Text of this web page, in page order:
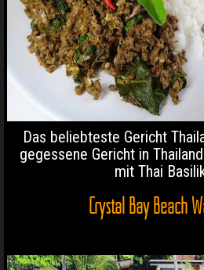
Das beliebteste Gericht
gegessene Gericht in
mit Thai
Crystal Bay Beach